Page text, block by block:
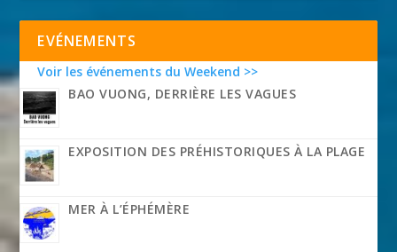
EVÉNEMENTS
Voir les événements du Weekend >>
BAO VUONG, DERRIÈRE LES VAGUES
EXPOSITION DES PRÉHISTORIQUES À LA PLAGE
MER À L’ÉPHÉMÈRE